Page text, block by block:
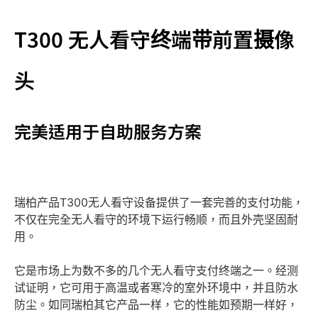
T300 无人看守终端带前置摄像
头
完美适用于自助服务方案
瑞柏产品T300无人看守设备提供了一套完善的支付功能，
不仅在完全无人看守的环境下运行畅顺，而且外壳坚固耐
用。
它是市场上为数不多的几个无人看守支付终端之一。经测
试证明，它可用于高温或者寒冷的室外环境中，并且防水
防尘。如同瑞柏其它产品一样，它的性能如预期一样好，